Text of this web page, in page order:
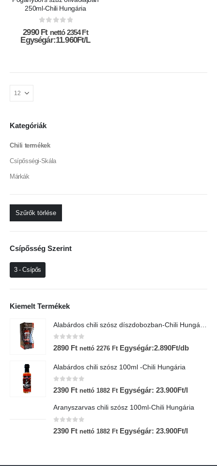
250ml-Chili Hungária
0az 5-ből
2990 Ft nettó2354 Ft
Egységár:11.960Ft/L
Kategóriák
Chili termékek
Csípősségi-Skála
Márkák
Szűrők törlése
Csípősség Szerint
3 - Csípős
Kiemelt Termékek
0az 5-ből
2890 Ft nettó 2276 Ft Egységár:2.890Ft/db
Alabárdos chili szósz 100ml -Chili Hungária
0az 5-ből
2390 Ft nettó 1882 Ft Egységár: 23.900Ft/l
Aranyszarvas chili szósz 100ml-Chili Hungária
2390 Ft nettó 1882 Ft Egységár: 23.900Ft/l